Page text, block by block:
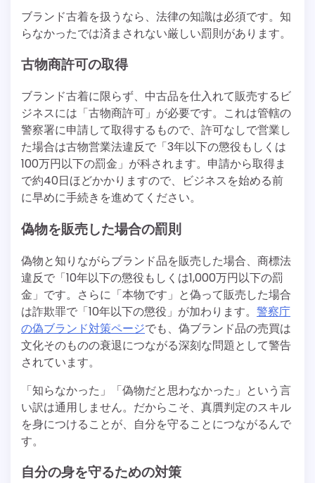
ブランド古着を扱うなら、法律の知識は必須です。知
らなかったでは済まされない厳しい罰則があります。
古物商許可の取得
ブランド古着に限らず、中古品を仕入れて販売するビ
ジネスには「古物商許可」が必要です。これは管轄の
警察署に申請して取得するもので、許可なしで営業し
た場合は古物営業法違反で「3年以下の懲役もしくは
100万円以下の罰金」が科されます。申請から取得ま
で約40日ほどかかりますので、ビジネスを始める前
に早めに手続きを進めてください。
偽物を販売した場合の罰則
偽物と知りながらブランド品を販売した場合、商標法
違反で「10年以下の懲役もしくは1,000万円以下の罰
金」です。さらに「本物です」と偽って販売した場合
は詐欺罪で「10年以下の懲役」が加わります。 警察庁
の偽ブランド対策ページでも、偽ブランド品の売買は
文化そのものの衰退につながる深刻な問題として警告
されています。
「知らなかった」「偽物だと思わなかった」という言
い訳は通用しません。だからこそ、真贋判定のスキル
を身につけることが、自分を守ることにつながるんで
す。
自分の身を守るための対策